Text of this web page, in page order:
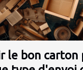
le bon carton